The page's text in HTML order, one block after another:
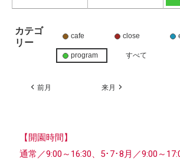
カテゴ
リー
cafe close
program すべて
前月 来月
【開園時間】
通常／9:00～16:30、5･7･8月／9:00～